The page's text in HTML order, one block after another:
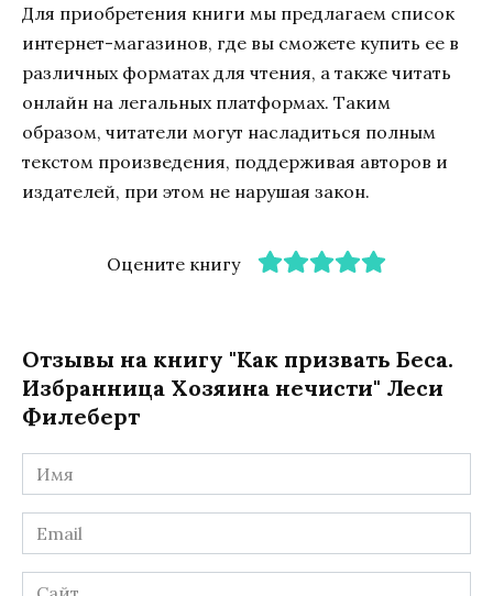
Для приобретения книги мы предлагаем список
интернет-магазинов, где вы сможете купить ее в
различных форматах для чтения, а также читать
онлайн на легальных платформах. Таким
образом, читатели могут насладиться полным
текстом произведения, поддерживая авторов и
издателей, при этом не нарушая закон.
Оцените книгу
Отзывы на книгу "Как призвать Беса.
Избранница Хозяина нечисти" Леси
Филеберт
Имя
*
Email
*
Сайт